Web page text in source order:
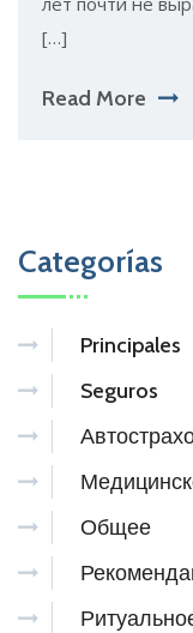
[…]
Read More
Categorías
Principales
Seguros
Общее